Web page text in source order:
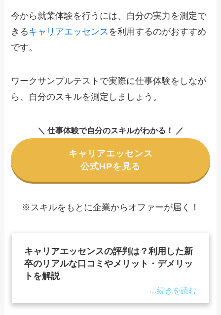
今から就業体験を行うには、自分の実力を測定で
きるキャリアエッセンス を利用するのがおすすめ
です。
ワークサンプルテストで実際に仕事体験をしなが
ら、自分のスキルを測定しましょう。
＼ 仕事体験で自分のスキルがわかる！ ／
キャリアエッセンス
公式HPを見る
※スキルをもとに企業からオファーが届く！
キャリアエッセンスの評判は？利用した新
卒のリアルな口コミやメリット・デメリッ
トを解説